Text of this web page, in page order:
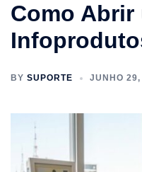
Como Abrir
BY SUPORTE JUNHO